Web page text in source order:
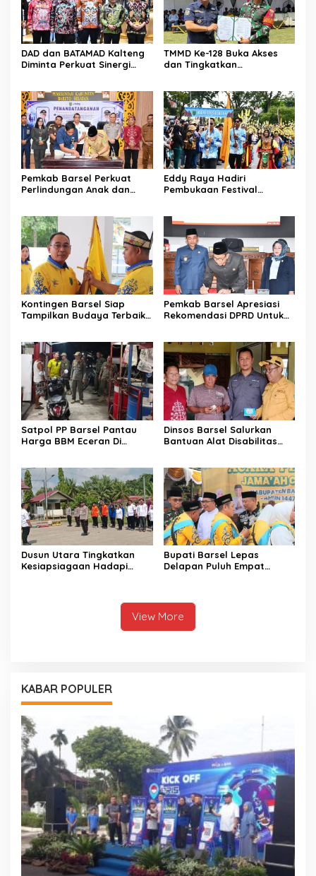
DAD dan BATAMAD Kalteng
Diminta Perkuat Sinergi
TMMD Ke-128 Buka Akses
dan Tingkatkan
Pemkab Barsel Perkuat
Perlindungan Anak dan
Eddy Raya Hadiri
Pembukaan Festival
Kontingen Barsel Siap
Tampilkan Budaya Terbaik
Pemkab Barsel Apresiasi
Rekomendasi DPRD Untuk
Satpol PP Barsel Pantau
Harga BBM Eceran Di
Dinsos Barsel Salurkan
Bantuan Alat Disabilitas
Dusun Utara Tingkatkan
Kesiapsiagaan Hadapi
Bupati Barsel Lepas
Delapan Puluh Empat
View More
KABAR POPULER